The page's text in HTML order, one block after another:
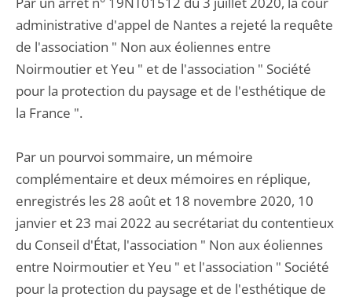
administrative d'appel de Nantes a rejeté la requête
de l'association " Non aux éoliennes entre
Noirmoutier et Yeu " et de l'association " Société
pour la protection du paysage et de l'esthétique de
la France ".
Par un pourvoi sommaire, un mémoire
complémentaire et deux mémoires en réplique,
enregistrés les 28 août et 18 novembre 2020, 10
janvier et 23 mai 2022 au secrétariat du contentieux
du Conseil d'État, l'association " Non aux éoliennes
entre Noirmoutier et Yeu " et l'association " Société
pour la protection du paysage et de l'esthétique de